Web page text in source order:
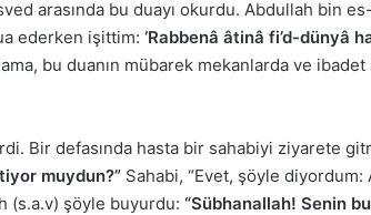
arasında bu duayı okurdu. Abdullah bin
ederken işittim: ‘Rabbenâ âtinâ fi’d-dünyâ
bu duanın mübarek mekanlarda ve ibadet
Bir defasında hasta bir sahabiyi ziyarete
muydun?” Sahabi, “Evet, şöyle diyordum:
(s.a.v) şöyle buyurdu: “Sübhanallah! Senin